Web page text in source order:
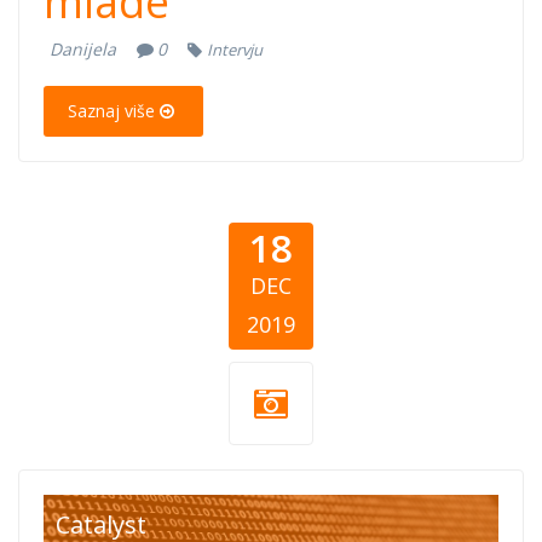
Danijela 0 Intervju
Saznaj više
18
DEC
2019
philanthropy-
Catalyst